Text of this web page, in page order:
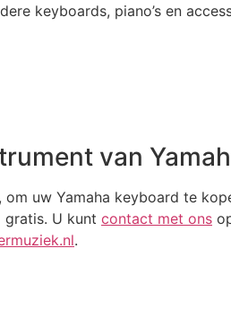
keyboards, piano’s en
van
uw Yamaha keyboard te
U kunt contact met ons
.